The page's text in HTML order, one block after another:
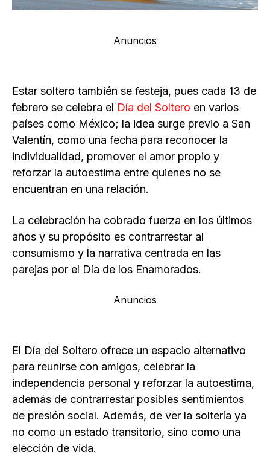
Anuncios
Estar soltero también se festeja, pues cada 13 de
febrero se celebra el Día del Soltero en varios
países como México; la idea surge previo a San
Valentín, como una fecha para reconocer la
individualidad, promover el amor propio y
reforzar la autoestima entre quienes no se
encuentran en una relación.
La celebración ha cobrado fuerza en los últimos
años y su propósito es contrarrestar al
consumismo y la narrativa centrada en las
parejas por el Día de los Enamorados.
Anuncios
El Día del Soltero ofrece un espacio alternativo
para reunirse con amigos, celebrar la
independencia personal y reforzar la autoestima,
además de contrarrestar posibles sentimientos
de presión social. Además, de ver la soltería ya
no como un estado transitorio, sino como una
elección de vida.